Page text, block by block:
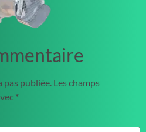
pas publiée. Les champs
*